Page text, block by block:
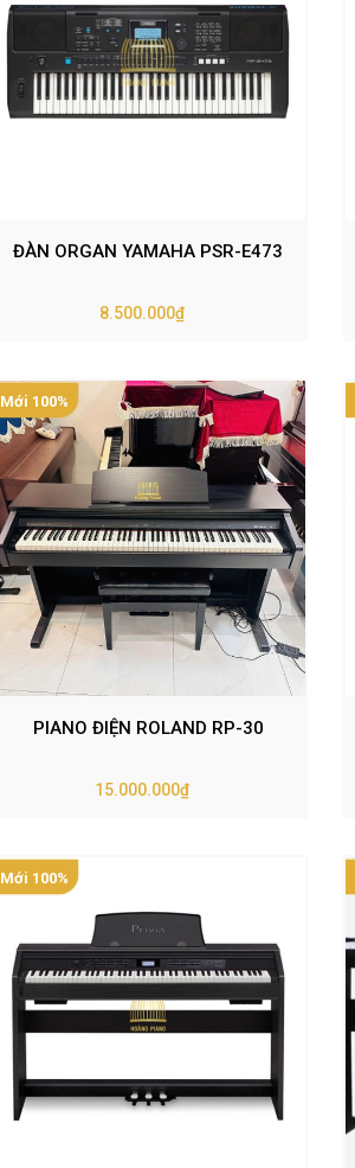
ĐÀN ORGAN YAMAHA PSR-E473
8.500.000₫
Mới 100%
PIANO ĐIỆN ROLAND RP-30
15.000.000₫
Mới 100%